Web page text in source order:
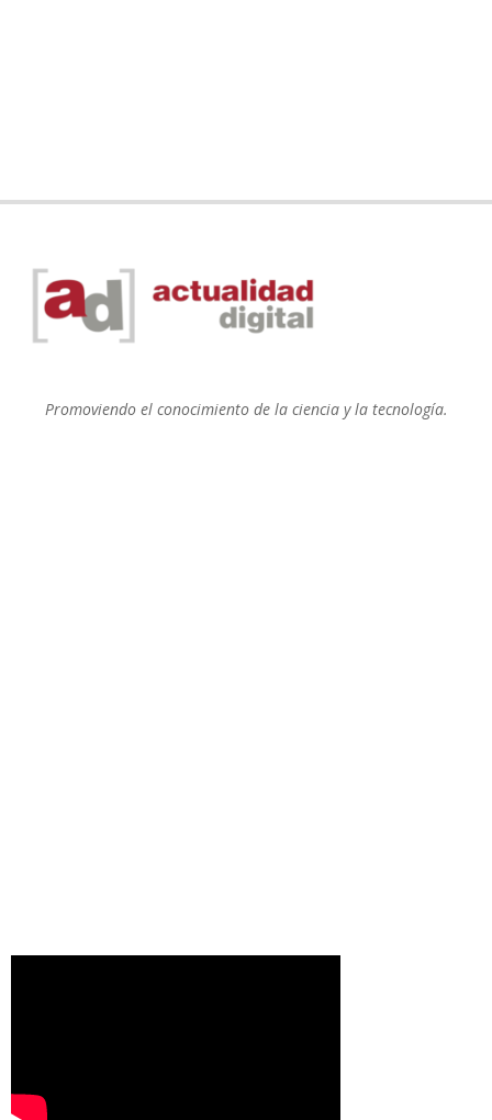
Promoviendo el conocimiento de la ciencia y la tecnología.